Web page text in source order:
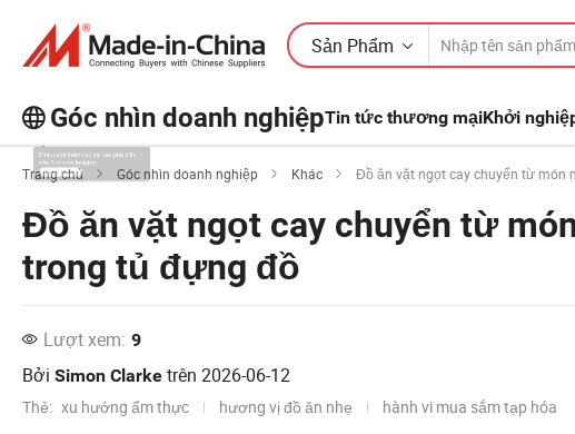
Sản Phẩm
Góc nhìn doanh nghiệpTin tức thương mạiKhởi
Khám phá thêm các bài viết phổ biến
Xem Thêm
Trang chủ Góc nhìn doanh nghiệp Khác Đồ ăn vặt ngọt cay chuyển từ món
Đồ ăn vặt ngọt cay chuyển từ
trong tủ đựng đồ
Lượt xem: 9
Bởi Simon Clarke trên 2026-06-12
Thẻ: xu hướng ẩm thực hương vị đồ ăn nhẹ hành vi mua sắm tạp hóa